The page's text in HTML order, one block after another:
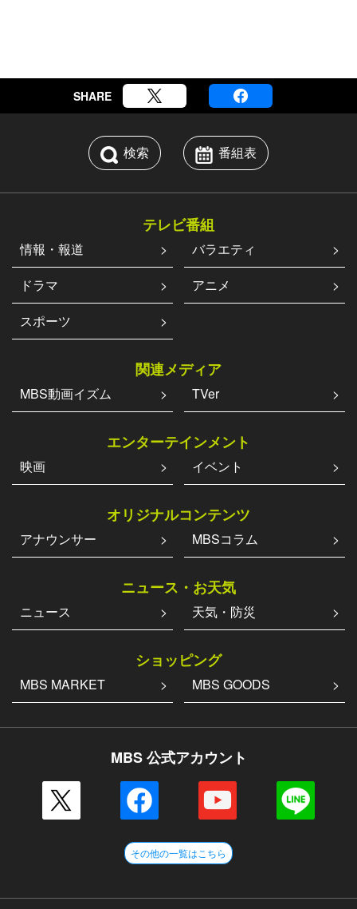
SHARE
検索 番組表
テレビ番組
情報・報道
バラエティ
ドラマ
アニメ
スポーツ
関連メディア
MBS動画イズム TVer
エンターテインメント
映画 イベント
オリジナルコンテンツ
アナウンサー MBSコラム
ニュース・お天気
ニュース 天気・防災
ショッピング
MBS MARKET MBS GOODS
MBS 公式アカウント
その他の一覧はこちら